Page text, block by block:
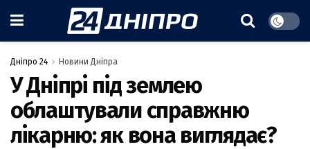
Дніпро 24 Новини Дніпра
У Дніпрі під землею
облаштували справжню
лікарню: як вона виглядає?